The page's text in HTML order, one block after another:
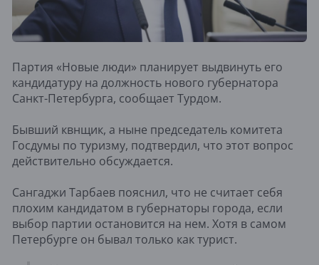
Партия «Новые люди» планирует выдвинуть его
кандидатуру на должность нового губернатора
Санкт-Петербурга, сообщает Турдом.
Бывший квнщик, а ныне председатель комитета
Госдумы по туризму, подтвердил, что этот вопрос
действительно обсуждается.
Сангаджи Тарбаев пояснил, что не считает себя
плохим кандидатом в губернаторы города, если
выбор партии остановится на нем. Хотя в самом
Петербурге он бывал только как турист.